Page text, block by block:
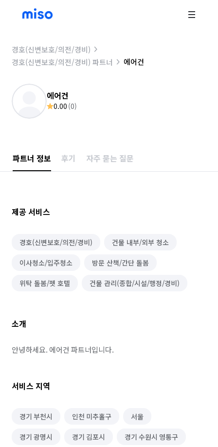
경호(신변보호/의전/경비)
경호(신변보호/의전/경비) 파트너
에어건
에어건
0.00 (0)
파트너 정보 후기 자주 묻는 질문
제공 서비스
경호(신변보호/의전/경비) 건물 내부/외부 청소
이사청소/입주청소 방문 산책/간단 돌봄
위탁 돌봄/펫 호텔 건물 관리(종합/시설/행정/경비)
소개
안녕하세요. 에어건 파트너입니다.
서비스 지역
경기 부천시 인천 미추홀구 서울
경기 광명시 경기 김포시 경기 수원시 영통구